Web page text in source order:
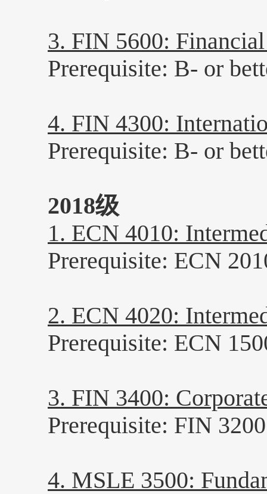
3. FIN 5600:
Prerequisite: B- or
4. FIN 4300:
Prerequisite: B- or
2018级
1. ECN 4010:
Prerequisite: ECN
2. ECN 4020:
Prerequisite: ECN
3. FIN 3400:
Prerequisite: FIN 3200
4. MSLE 3500: